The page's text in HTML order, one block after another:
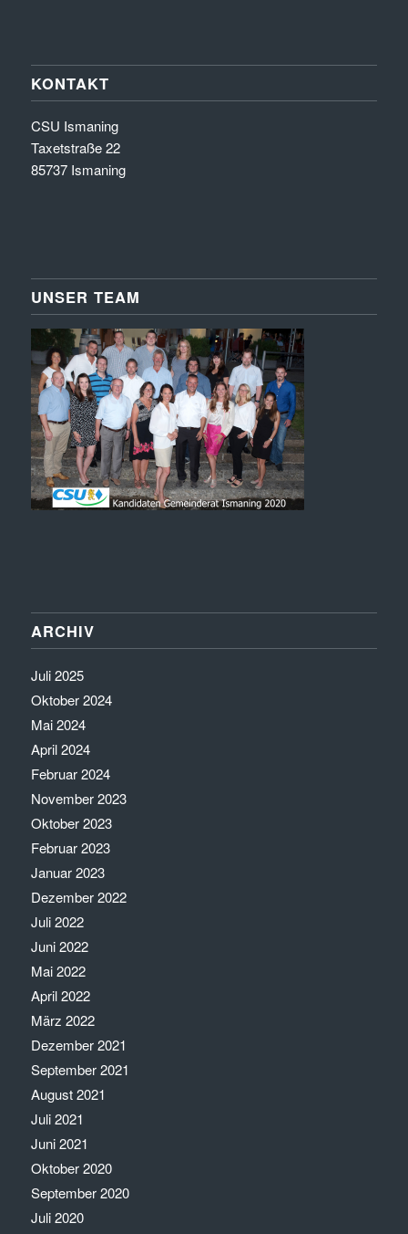
KONTAKT
CSU Ismaning
Taxetstraße 22
85737 Ismaning
UNSER TEAM
ARCHIV
Juli 2025
Oktober 2024
Mai 2024
April 2024
Februar 2024
November 2023
Oktober 2023
Februar 2023
Januar 2023
Dezember 2022
Juli 2022
Juni 2022
Mai 2022
April 2022
März 2022
Dezember 2021
September 2021
August 2021
Juli 2021
Juni 2021
Oktober 2020
September 2020
Juli 2020